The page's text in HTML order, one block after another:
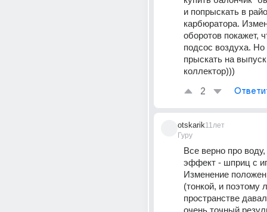
и попрыскать в
карбюратора.
оборотов покажет,
подсос воздуха. Но
прыскать на
коллектор)))
2
otskarik
Гуру
11лет
Все верно про
эффект - шприц с
Изменение
(тонкой, и поэтому
пространстве
очень точный